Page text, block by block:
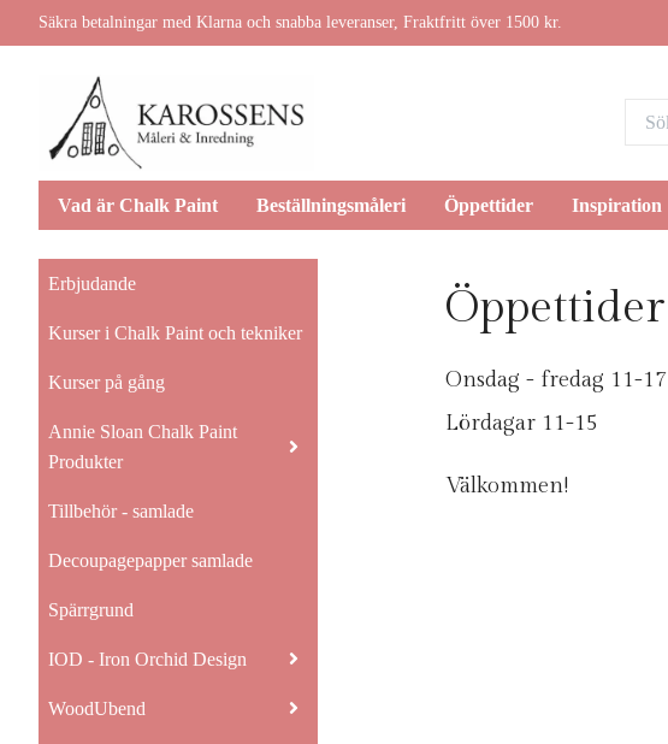
Säkra betalningar med Klarna och snabba leveranser, Fraktfritt över 1500 kr.
Vad är Chalk Paint Beställningsmåleri Öppettider Inspiration
Erbjudande
Kurser i Chalk Paint och tekniker
Kurser på gång
Annie Sloan Chalk Paint
Produkter
Tillbehör - samlade
Decoupagepapper samlade
Spärrgrund
IOD - Iron Orchid Design
WoodUbend
Öppettider
Onsdag - fredag 11-17
Lördagar 11-15
Välkommen!